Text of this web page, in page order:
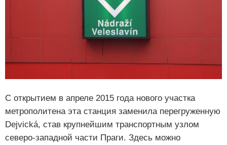
С открытием в апреле 2015 года нового участка
метрополитена эта станция заменила перегруженную
Dejvická, став крупнейшим транспортным узлом
северо-западной части Праги. Здесь можно